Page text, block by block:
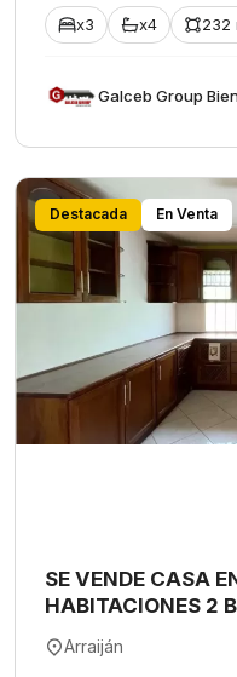
x3 x4 232
Destacada En Venta
SE VENDE CASA
HABITACIONES 2
Arraiján